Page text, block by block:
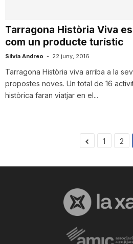
Tarragona Història Viva
com un producte turístic
Silvia Andreo - 22 juny, 2016
Tarragona Història viva arriba a la
propostes noves. Un total de 16
històrica faran viatjar en el...
1 2